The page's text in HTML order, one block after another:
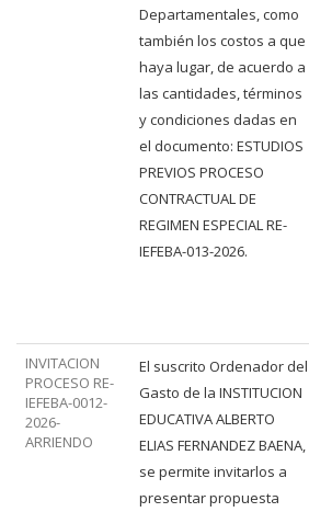
Departamentales, como
también los costos a que
haya lugar, de acuerdo a
las cantidades, términos
y condiciones dadas en
el documento: ESTUDIOS
PREVIOS PROCESO
CONTRACTUAL DE
REGIMEN ESPECIAL RE-
IEFEBA-013-2026.
INVITACION
PROCESO RE-
IEFEBA-0012-
2026-
ARRIENDO
El suscrito Ordenador del
Gasto de la INSTITUCION
EDUCATIVA ALBERTO
ELIAS FERNANDEZ BAENA,
se permite invitarlos a
presentar propuesta